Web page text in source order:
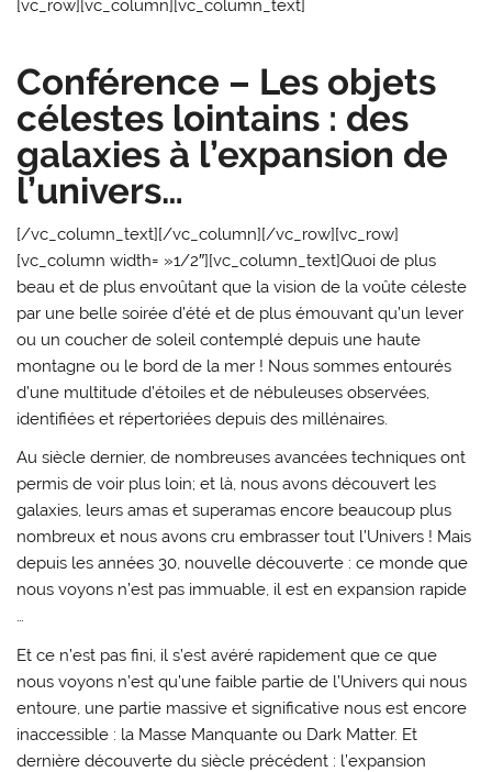
[vc_row][vc_column][vc_column_text]
Conférence – Les objets
célestes lointains : des
galaxies à l’expansion de
l’univers…
[/vc_column_text][/vc_column][/vc_row][vc_row]
[vc_column width= »1/2″][vc_column_text]Quoi de plus
beau et de plus envoûtant que la vision de la voûte céleste
par une belle soirée d’été et de plus émouvant qu’un lever
ou un coucher de soleil contemplé depuis une haute
montagne ou le bord de la mer ! Nous sommes entourés
d’une multitude d’étoiles et de nébuleuses observées,
identifiées et répertoriées depuis des millénaires.
Au siècle dernier, de nombreuses avancées techniques ont
permis de voir plus loin; et là, nous avons découvert les
galaxies, leurs amas et superamas encore beaucoup plus
nombreux et nous avons cru embrasser tout l’Univers ! Mais
depuis les années 30, nouvelle découverte : ce monde que
nous voyons n’est pas immuable, il est en expansion rapide
…
Et ce n’est pas fini, il s’est avéré rapidement que ce que
nous voyons n’est qu’une faible partie de l’Univers qui nous
entoure, une partie massive et significative nous est encore
inaccessible : la Masse Manquante ou Dark Matter. Et
dernière découverte du siècle précédent : l’expansion